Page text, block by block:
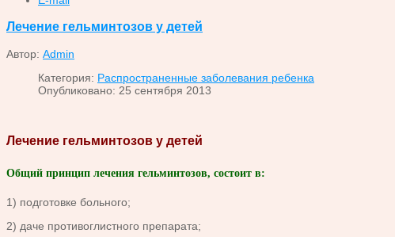
Лечение гельминтозов у детей
Автор: Admin
Категория: Распространенные заболевания ребенка
Опубликовано: 25 сентября 2013
Лечение гельминтозов у детей
Общий принцип лечения гельминтозов, состоит в:
1) подготовке больного;
2) даче противоглистного препарата;